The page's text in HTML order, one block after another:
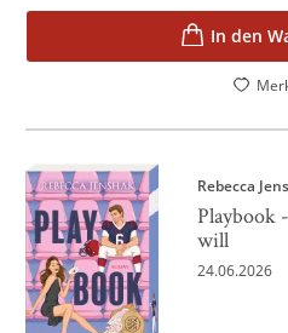
In den
Rebecca
Playbook
will
24.06.2026